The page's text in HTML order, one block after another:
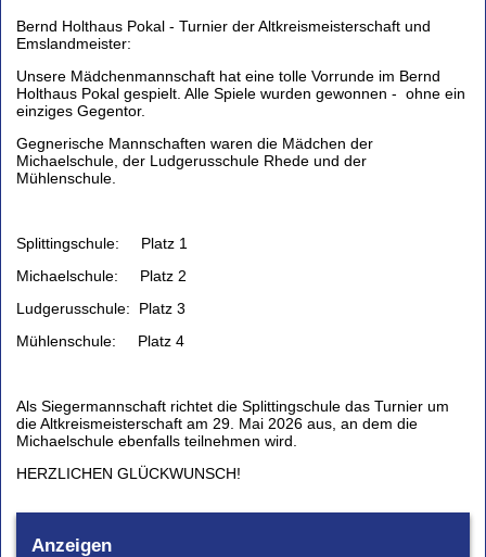
Bernd Holthaus Pokal - Turnier der Altkreismeisterschaft und
Emslandmeister:
Unsere Mädchenmannschaft hat eine tolle Vorrunde im Bernd
Holthaus Pokal gespielt. Alle Spiele wurden gewonnen - ohne ein
einziges Gegentor.
Gegnerische Mannschaften waren die Mädchen der
Michaelschule, der Ludgerusschule Rhede und der
Mühlenschule.
Splittingschule: Platz 1
Michaelschule: Platz 2
Ludgerusschule: Platz 3
Mühlenschule: Platz 4
Als Siegermannschaft richtet die Splittingschule das Turnier um
die Altkreismeisterschaft am 29. Mai 2026 aus, an dem die
Michaelschule ebenfalls teilnehmen wird.
HERZLICHEN GLÜCKWUNSCH!
Anzeigen